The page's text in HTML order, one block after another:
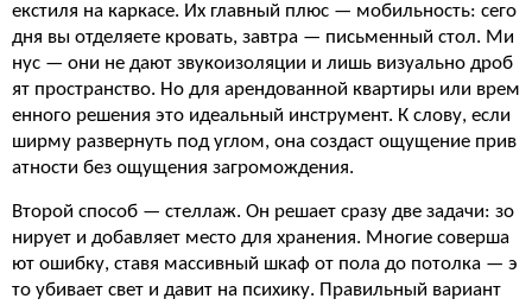
екстиля на каркасе. Их главный плюс — мобильность: сего
дня вы отделяете кровать, завтра — письменный стол. Ми
нус — они не дают звукоизоляции и лишь визуально дроб
ят пространство. Но для арендованной квартиры или врем
енного решения это идеальный инструмент. К слову, если
ширму развернуть под углом, она создаст ощущение прив
атности без ощущения загромождения.
Второй способ — стеллаж. Он решает сразу две задачи: зо
нирует и добавляет место для хранения. Многие соверша
ют ошибку, ставя массивный шкаф от пола до потолка — э
то убивает свет и давит на психику. Правильный вариант